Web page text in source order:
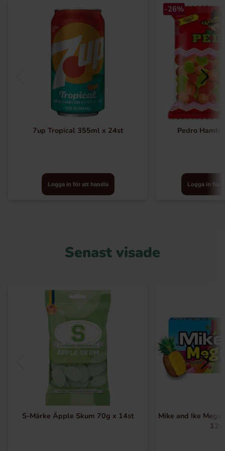
7up Tropical 355ml x 24st
Logga in för att handla
-26%
Pedro
Logga in för
Senast visade
S-Märke Äpple Skum 70g x 14st
Mike and Ike
12st